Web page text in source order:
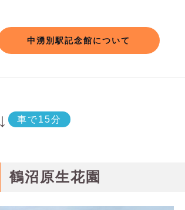
中湧別駅記念館について
↓ 車で15分
鶴沼原生花園